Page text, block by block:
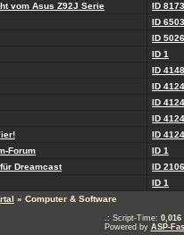
vom Asus Z92J Serie
ID 8173
ID 6503
ID 5026
ID 1
ID 4148
ID 4124
ID 4124
ID 4124
ID 4124
Forum
ID 1
Dreamcast
ID 2106
ID 1
» Computer & Software
.: Script-Time: 0,016
Powered by ASP-